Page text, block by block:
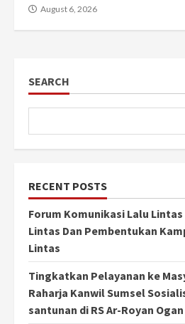
August 6, 2026
SEARCH
RECENT POSTS
Forum Komunikasi Lalu
Lintas Dan Pembentukan
Lintas
Tingkatkan Pelayanan ke
Raharja Kanwil Sumsel
santunan di RS Ar-Royan